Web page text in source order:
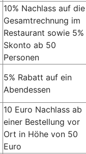
10% Nachlass auf die
Gesamtrechnung im
Restaurant sowie 5%
Skonto ab 50
Personen
5% Rabatt auf ein
Abendessen
10 Euro Nachlass ab
einer Bestellung vor
Ort in Höhe von 50
Euro